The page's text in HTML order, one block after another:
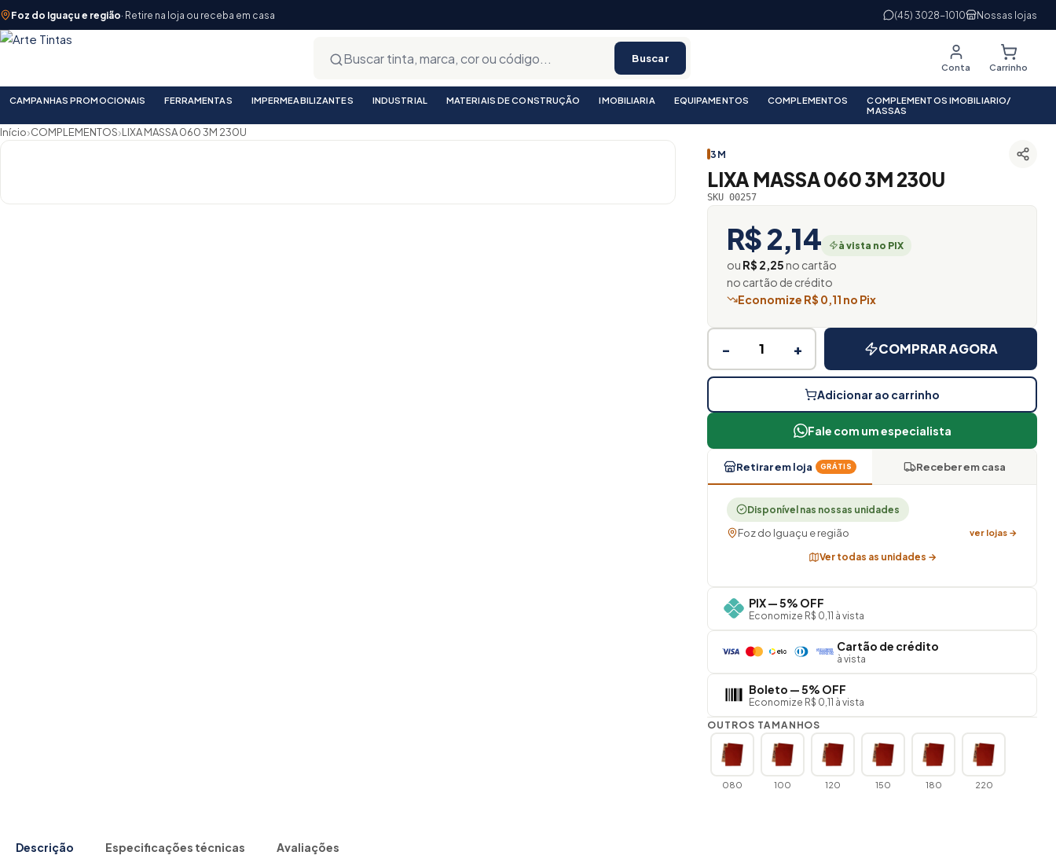
Foz do Iguaçu e região· Retire na loja ou receba em casa (45) 3028-1010 Nossas lojas
Buscar
Conta Carrinho
CAMPANHAS PROMOCIONAIS FERRAMENTAS IMPERMEABILIZANTES INDUSTRIAL MATERIAIS DE CONSTRUÇÃO IMOBILIARIA EQUIPAMENTOS COMPLEMENTOS
COMPLEMENTOS IMOBILIARIO/
MASSAS
Início›COMPLEMENTOS›LIXA MASSA 060 3M 230U
3M
LIXA MASSA 060 3M 230U
SKU 00257
R$ 2,14 à vista no PIX
ou R$ 2,25no cartão
no cartão de crédito
Economize R$ 0,11 no Pix
− + COMPRAR AGORA
Adicionar ao carrinho
Fale com um especialista
Retirar em loja GRÁTIS Receber em casa
Disponível nas nossas unidades
Foz do Iguaçu e região ver lojas →
Ver todas as unidades →
PIX — 5% OFF
Economize R$ 0,11 à vista
Cartão de crédito
à vista
Boleto — 5% OFF
Economize R$ 0,11 à vista
OUTROS TAMANHOS
080 100 120 150 180 220
Descrição Especificações técnicas Avaliações